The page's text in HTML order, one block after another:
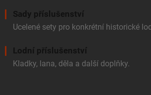
Sady příslušenství
Ucelené sety pro konkrétní historické
Lodní příslušenství
Kladky, lana, děla a další doplňky.